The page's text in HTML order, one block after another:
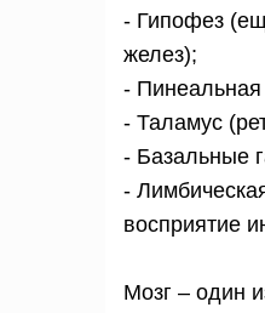
- Гипофез
желез);
- Пинеальная
- Таламус
- Базальные
-
восприятие
Мозг – один